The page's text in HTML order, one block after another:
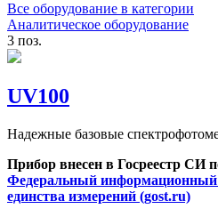
Все оборудование в категории
Аналитическое оборудование
3 поз.
UV100
Надежные базовые
Прибор внесен в Госреестр СИ
Федеральный информационный
единства измерений (gost.ru)